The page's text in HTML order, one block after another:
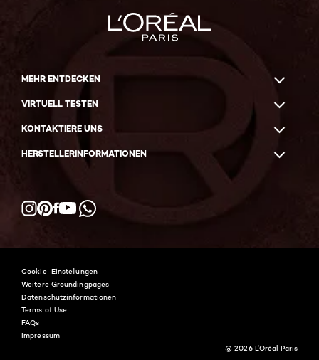
MEHR ENTDECKEN
VIRTUELL TESTEN
KONTAKTIERE UNS
HERSTELLERINFORMATIONEN
Facebook
YouTube
Cookie-Einstellungen
Weitere Groundingpages
Datenschutzinformationen
Terms of Use
FAQs
Impressum
@ 2026 L'Oréal Paris